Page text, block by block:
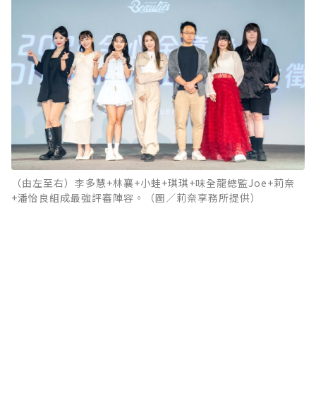
（由左至右）李多慧+林襄+小蛙+琪琪+味全龍總監Joe+莉奈
+潘怡良組成最強評審陣容。（圖／莉奈享務所提供）